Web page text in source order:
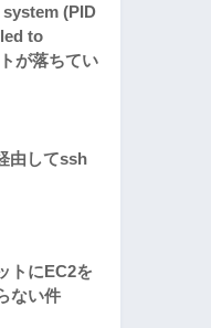
(PID
to
が落ちてい
由してssh
トにEC2を
ない件